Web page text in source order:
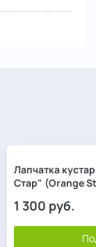
Лапчатка
Стар" (Orange
1 300 руб.